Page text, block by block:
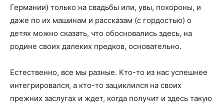
Германии) только на свадьбы или, увы, похороны, и
даже по их машинам и рассказам (с гордостью) о
детях можно сказать, что обосновались здесь, на
родине своих далеких предков, основательно.
Естественно, все мы разные. Кто-то из нас успешнее
интегрировался, а кто-то зациклился на своих
прежних заслугах и ждет, когда получит и здесь такую